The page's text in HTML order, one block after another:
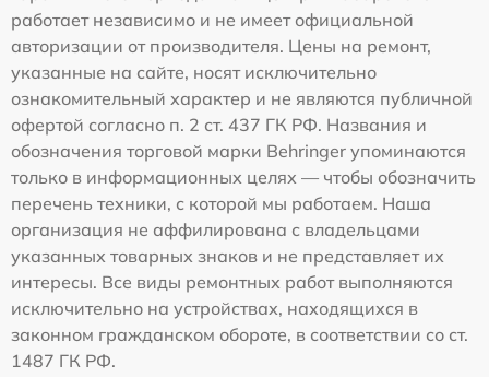
работает независимо и не имеет официальной
авторизации от производителя. Цены на ремонт,
указанные на сайте, носят исключительно
ознакомительный характер и не являются публичной
офертой согласно п. 2 ст. 437 ГК РФ. Названия и
обозначения торговой марки Behringer упоминаются
только в информационных целях — чтобы обозначить
перечень техники, с которой мы работаем. Наша
организация не аффилирована с владельцами
указанных товарных знаков и не представляет их
интересы. Все виды ремонтных работ выполняются
исключительно на устройствах, находящихся в
законном гражданском обороте, в соответствии со ст.
1487 ГК РФ.